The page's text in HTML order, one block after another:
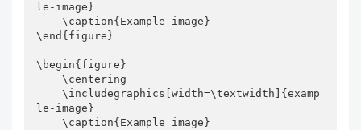
le-image}
    \caption{Example image}
\end{figure}
\begin{figure}
    \centering
    \includegraphics[width=\textwidth]{examp
le-image}
    \caption{Example image}